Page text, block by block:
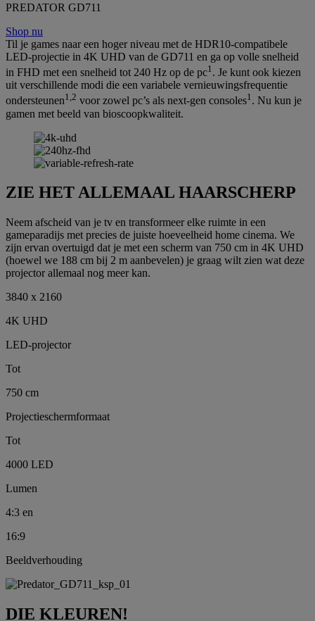
PREDATOR GD711
Shop nu
Til je games naar een hoger niveau met de HDR10-compatibele
LED-projectie in 4K UHD van de GD711 en ga op volle snelheid
in FHD met een snelheid tot 240 Hz op de pc1 . Je kunt ook kiezen
uit verschillende modi die een variabele vernieuwingsfrequentie
ondersteunen1,2 voor zowel pc’s als next-gen consoles1. Nu kun je
gamen met beeld van bioscoopkwaliteit.
ZIE HET ALLEMAAL HAARSCHERP
Neem afscheid van je tv en transformeer elke ruimte in een
gameparadijs met precies de juiste hoeveelheid home cinema. We
zijn ervan overtuigd dat je met een scherm van 750 cm in 4K UHD
(hoewel we 188 cm bij 2 m aanbevelen) je graag wilt zien wat deze
projector allemaal nog meer kan.
3840 x 2160
4K UHD
LED-projector
Tot
750 cm
Projectieschermformaat
Tot
4000 LED
Lumen
4:3 en
16:9
Beeldverhouding
DIE KLEUREN!